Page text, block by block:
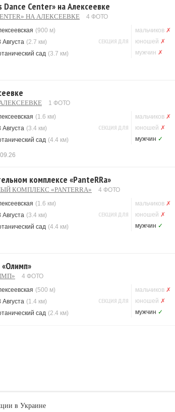
Dance Center» на Алексеевке
НА АЛЕКСЕЕВКЕ
4 ФОТО
(900 м)
Августа (2.7 км)
сад (3.7 км)
СЕКЦИЯ ДЛЯ
мальчиков ✗
юношей ✗
мужчин ✗
1 ФОТО
(1.6 км)
Августа (3.4 км)
сад (4.4 км)
СЕКЦИЯ ДЛЯ
мальчиков ✗
юношей ✗
мужчин ✓
комплексе «PanteRRa»
КОМПЛЕКС «PANTERRA»
4 ФОТО
(1.6 км)
Августа (3.4 км)
сад (4.4 км)
СЕКЦИЯ ДЛЯ
мальчиков ✗
юношей ✗
мужчин ✓
4 ФОТО
(500 м)
Августа (1.4 км)
сад (2.4 км)
СЕКЦИЯ ДЛЯ
мальчиков ✗
юношей ✗
мужчин ✓
в Украине